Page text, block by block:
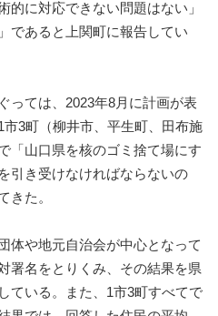
的に対応できない問題はない」
であると上関町に報告してい
っては、2023年8月に計画が表
3町（柳井市、平生町、田布施
「山口県を核のゴミ捨て場にす
引き受けなければならないの
きた。
体や地元自治会が中心となって
署名をとりくみ、その結果を県
ている。また、1市3町すべてで